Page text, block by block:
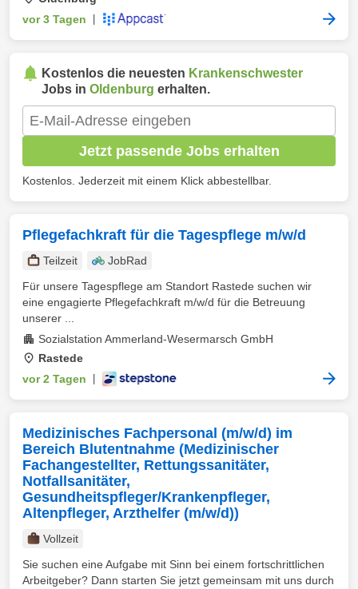
vor 3 Tagen
Kostenlos die neuesten Krankenschwester
Jobs in Oldenburg erhalten.
Jetzt passende Jobs erhalten
Kostenlos. Jederzeit mit einem Klick abbestellbar.
Pflegefachkraft für die Tagespflege m/w/d
Teilzeit
JobRad
Für unsere Tagespflege am Standort Rastede suchen wir
eine engagierte Pflegefachkraft m/w/d für die Betreuung
unserer ...
Sozialstation Ammerland-Wesermarsch GmbH
Rastede
vor 2 Tagen
Medizinisches Fachpersonal (m/w/d) im
Bereich Blutentnahme (Medizinischer
Fachangestellter, Rettungssanitäter,
Notfallsanitäter,
Gesundheitspfleger/Krankenpfleger,
Altenpfleger, Arzthelfer (m/w/d))
Vollzeit
Sie suchen eine Aufgabe mit Sinn bei einem fortschrittlichen
Arbeitgeber? Dann starten Sie jetzt gemeinsam mit uns durch